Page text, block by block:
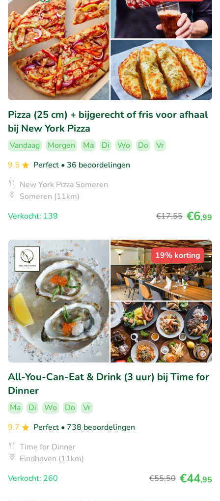
Pizza (25 cm) + bijgerecht of fris voor afhaal
bij New York Pizza
Vandaag Morgen Ma Di Wo Do
Vr
9.5
Perfect • 36 beoordelingen
New York Pizza Someren
Someren (11km)
Verkocht: 139
€17,55 €6,99
19% korting
All-You-Can-Eat & Drink (3 uur) bij Time for
Dinner
Ma Di Wo Do
Vr
9.7
Perfect • 738 beoordelingen
Time for Dinner
Eindhoven (11km)
Verkocht: 260
€55,50 €44,95